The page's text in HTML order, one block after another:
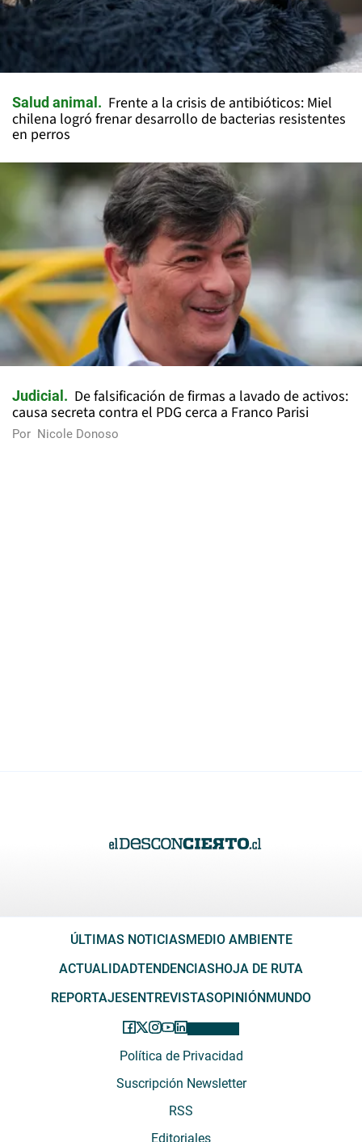
Salud animal
Frente a la crisis de antibióticos: Miel
chilena logró frenar desarrollo de bacterias resistentes
en perros
Judicial
De falsificación de firmas a lavado de activos:
causa secreta contra el PDG cerca a Franco Parisi
Por Nicole Donoso
ÚLTIMAS NOTICIAS MEDIO AMBIENTE
ACTUALIDADTENDENCIAS HOJA DE RUTA
REPORTAJES ENTREVISTASOPINIÓN MUNDO
Política de Privacidad
Suscripción Newsletter
RSS
Editoriales